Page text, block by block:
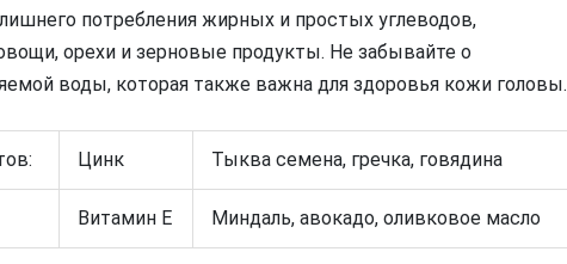
потребления жирных и простых углеводов,
орехи и зерновые продукты. Не забывайте о
воды, которая также важна для здоровья кожи головы.
Цинк Тыква семена, гречка, говядина
Витамин E Миндаль, авокадо, оливковое масло